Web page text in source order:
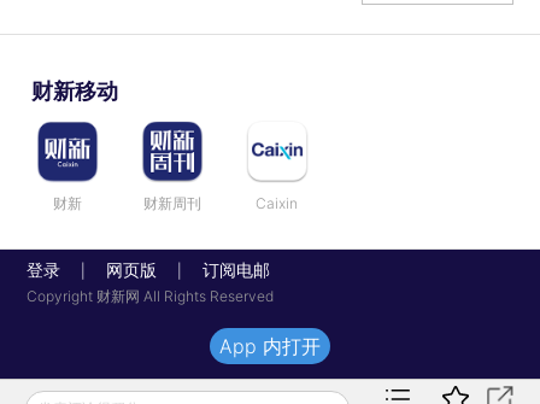
财新移动
财新 财新周刊 Caixin
登录 网页版 订阅电邮
Copyright 财新网 All Rights Reserved
App 内打开